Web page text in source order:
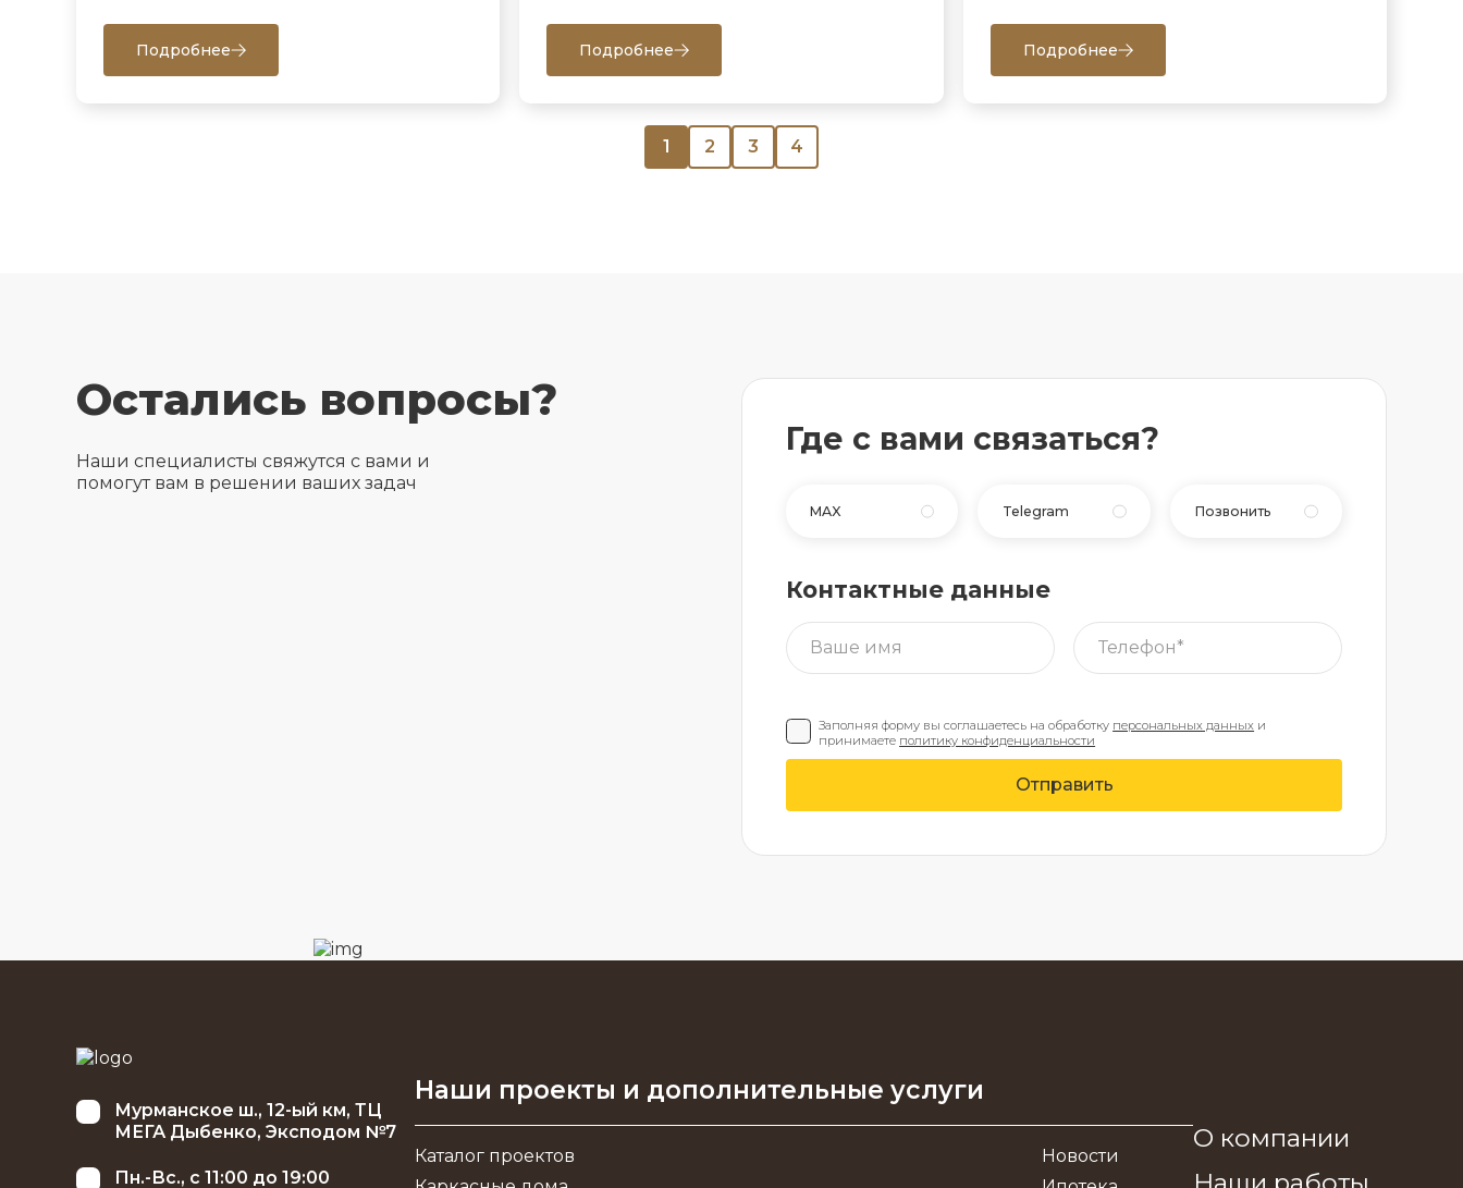
Подробнее Подробнее Подробнее
1 2 3 4
Остались вопросы?
Наши специалисты свяжутся с вами и
помогут вам в решении ваших задач
Где с вами связаться?
MAX Telegram Позвонить
Контактные данные
Заполняя форму вы соглашаетесь на обработку персональных данных и
принимаете политику конфиденциальности
Отправить
Мурманское ш., 12-ый км, ТЦ
МЕГА Дыбенко, Эксподом №7
Пн.-Вс., с 11:00 до 19:00
Наши проекты и дополнительные услуги
Каталог проектов
Новости
О компании